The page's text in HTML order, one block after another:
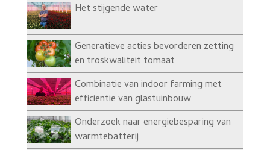
Het stijgende water
Generatieve acties bevorderen zetting
en troskwaliteit tomaat
Combinatie van indoor farming met
efficiëntie van glastuinbouw
Onderzoek naar energiebesparing van
warmtebatterij